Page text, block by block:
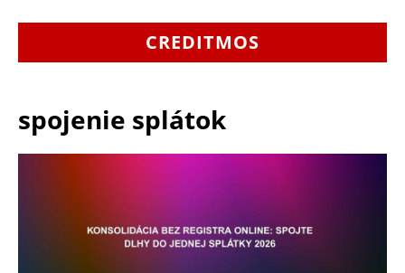
CREDITMOS
spojenie splátok